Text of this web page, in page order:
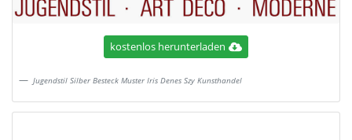
kostenlos herunterladen
Jugendstil Silber Besteck Muster Iris Denes Szy Kunsthandel